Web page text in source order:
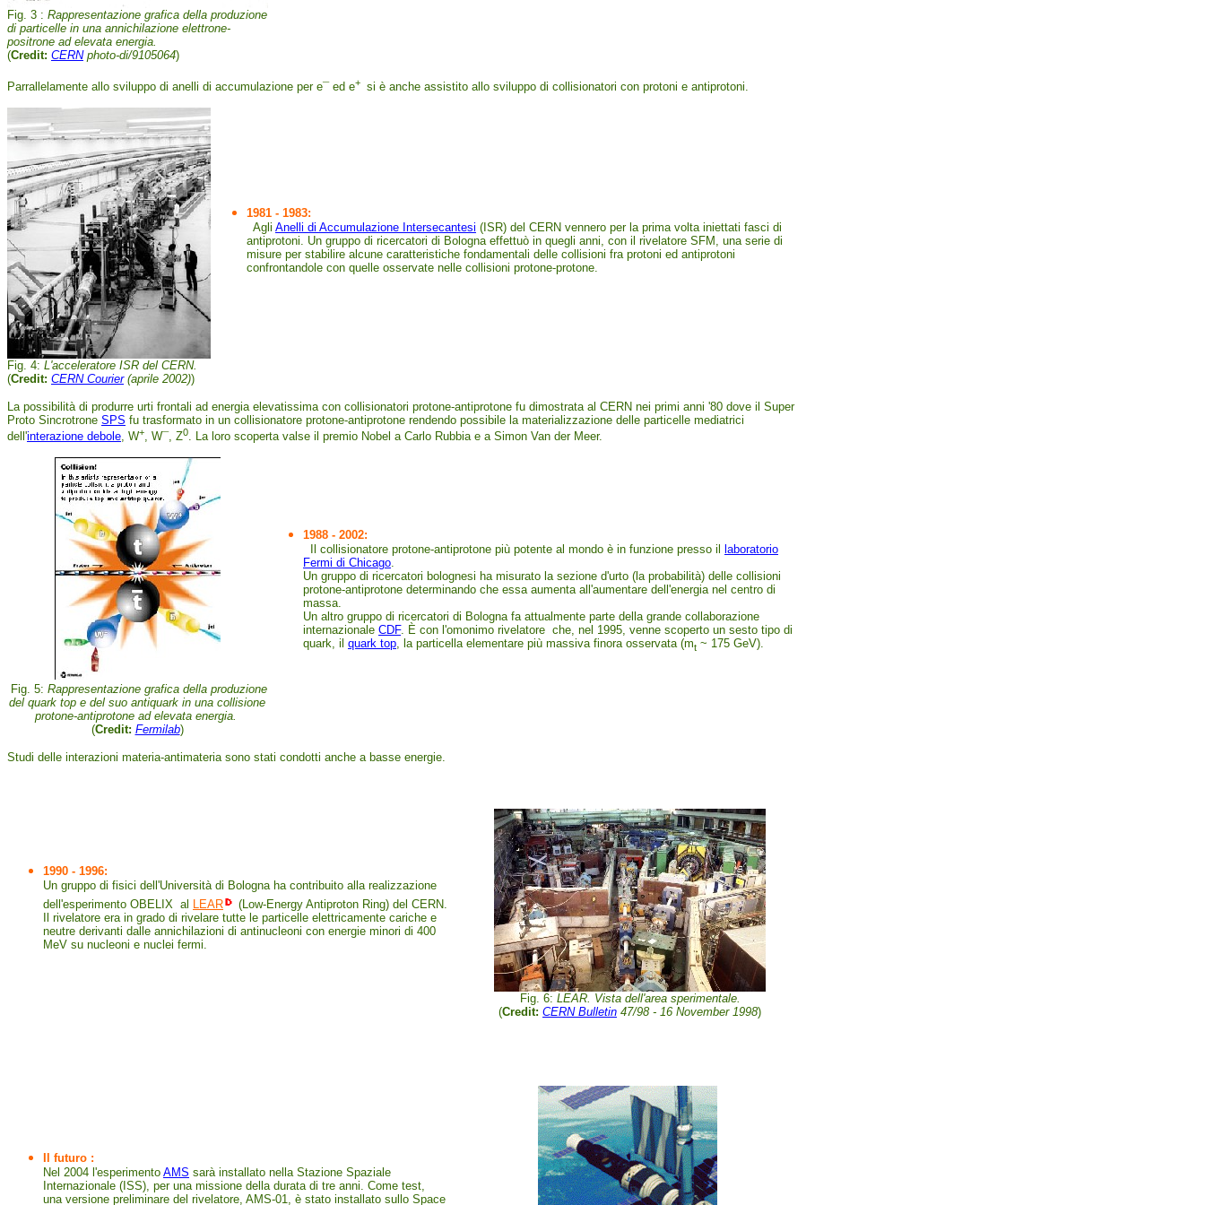
Fig. 3 : Rappresentazione grafica della produzione
di particelle in una annichilazione elettrone-
positrone ad elevata energia.
(Credit: CERNphoto-di/9105064)
Parrallelamente allo sviluppo di anelli di accumulazione per e¯ ed e+ si è anche assistito allo sviluppo di collisionatori con protoni e antiprotoni.
Fig. 4: L'acceleratore ISR del CERN.
(Credit: CERN Courier(aprile 2002))
1981 - 1983:
Agli Anelli di Accumulazione Intersecantesi (ISR) del CERN vennero per la prima volta iniettati fasci di
antiprotoni. Un gruppo di ricercatori di Bologna effettuò in quegli anni, con il rivelatore SFM, una serie di
misure per stabilire alcune caratteristiche fondamentali delle collisioni fra protoni ed antiprotoni
confrontandole con quelle osservate nelle collisioni protone-protone.
La possibilità di produrre urti frontali ad energia elevatissima con collisionatori protone-antiprotone fu dimostrata al CERN nei primi anni '80 dove il Super
Proto Sincrotrone SPS fu trasformato in un collisionatore protone-antiprotone rendendo possibile la materializzazione delle particelle mediatrici
dell'interazione debole, W+, W¯, Z0. La loro scoperta valse il premio Nobel a Carlo Rubbia e a Simon Van der Meer.
Fig. 5: Rappresentazione grafica della produzione
del quark top e del suo antiquark in una collisione
protone-antiprotone ad elevata energia.
(Credit: Fermilab)
1988 - 2002:
Il collisionatore protone-antiprotone più potente al mondo è in funzione presso il
laboratorio
Fermi di Chicago.
Un gruppo di ricercatori bolognesi ha misurato la sezione d'urto (la probabilità) delle collisioni
protone-antiprotone determinando che essa aumenta all'aumentare dell'energia nel centro di
massa.
Un altro gruppo di ricercatori di Bologna fa attualmente parte della grande collaborazione
internazionale CDF. È con l'omonimo rivelatore che, nel 1995, venne scoperto un sesto tipo di
quark, il quark top, la particella elementare più massiva finora osservata (mt ~ 175 GeV).
Studi delle interazioni materia-antimateria sono stati condotti anche a basse energie.
1990 - 1996:
Un gruppo di fisici dell'Università di Bologna ha contribuito alla realizzazione
dell'esperimento OBELIX al LEAR
(Low-Energy Antiproton Ring) del CERN.
Il rivelatore era in grado di rivelare tutte le particelle elettricamente cariche e
neutre derivanti dalle annichilazioni di antinucleoni con energie minori di 400
MeV su nucleoni e nuclei fermi.
Fig. 6: LEAR. Vista dell'area sperimentale.
(Credit: CERN Bulletin 47/98 - 16 November 1998)
Il futuro :
Nel 2004 l'esperimento AMS sarà installato nella Stazione Spaziale
Internazionale (ISS), per una missione della durata di tre anni. Come test,
una versione preliminare del rivelatore, AMS-01, è stato installato sullo Space